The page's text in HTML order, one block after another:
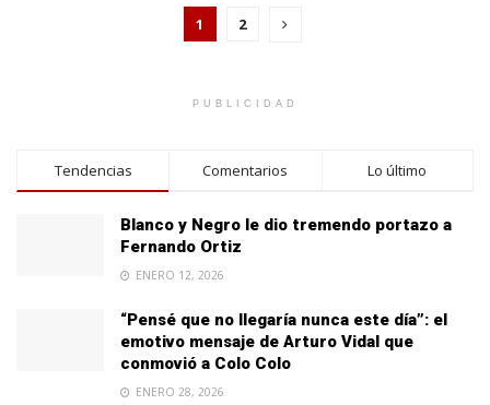
1 2
PUBLICIDAD
Tendencias Comentarios Lo último
Blanco y Negro le dio tremendo portazo a
Fernando Ortiz
ENERO 12, 2026
“Pensé que no llegaría nunca este día”: el
emotivo mensaje de Arturo Vidal que
conmovió a Colo Colo
ENERO 28, 2026